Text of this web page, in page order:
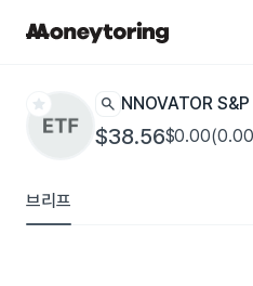
star search INNOVATOR
$38.56
브리프